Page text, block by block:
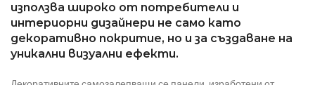
използва широко от потребители и
интериорни дизайнери не само като
декоративно покритие, но и за създаване на
уникални визуални ефекти.